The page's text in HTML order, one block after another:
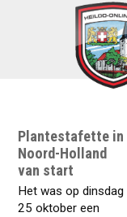
Plantestafette in
Noord-Holland
van start
Het was op dinsdag
25 oktober een